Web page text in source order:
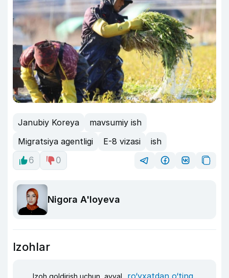
Janubiy Koreya
mavsumiy ish
Migratsiya agentligi
E-8 vizasi
ish
6
0
Nigora A'loyeva
Izohlar
Izoh qoldirish uchun, avval